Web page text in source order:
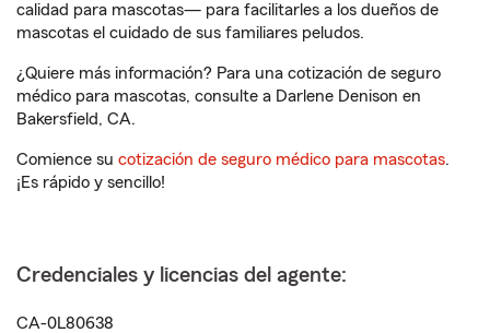
calidad para mascotas— para facilitarles a los dueños de
mascotas el cuidado de sus familiares peludos.
¿Quiere más información? Para una cotización de seguro
médico para mascotas, consulte a Darlene Denison en
Bakersfield, CA.
Comience su cotización de seguro médico para mascotas.
¡Es rápido y sencillo!
Credenciales y licencias del agente:
CA-0L80638